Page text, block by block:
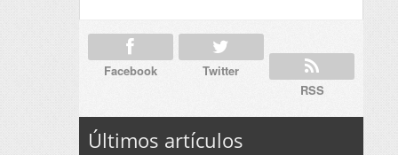
Facebook
Twitter
RSS
Últimos artículos